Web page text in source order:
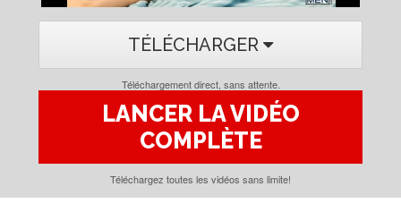
TÉLÉCHARGER
Téléchargement direct, sans attente.
LANCER LA VIDÉO
COMPLÈTE
Téléchargez toutes les vidéos sans limite!